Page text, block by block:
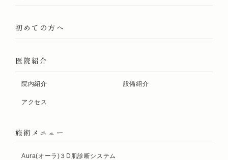
初めての方へ
医院紹介
院内紹介 設備紹介
アクセス
施術メニュー
Aura(オーラ)３D肌診断システム